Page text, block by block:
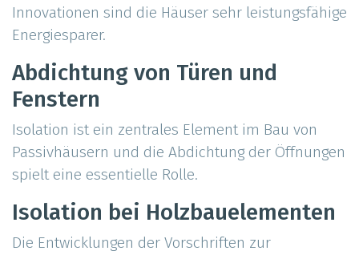
Innovationen sind die Häuser sehr leistungsfähige
Energiesparer.
Abdichtung von Türen und
Fenstern
Isolation ist ein zentrales Element im Bau von
Passivhäusern und die Abdichtung der Öffnungen
spielt eine essentielle Rolle.
Isolation bei Holzbauelementen
Die Entwicklungen der Vorschriften zur